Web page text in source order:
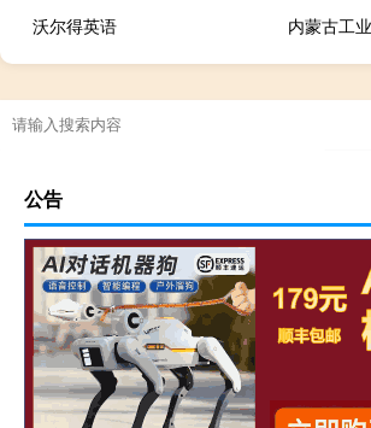
沃尔得英语
公告